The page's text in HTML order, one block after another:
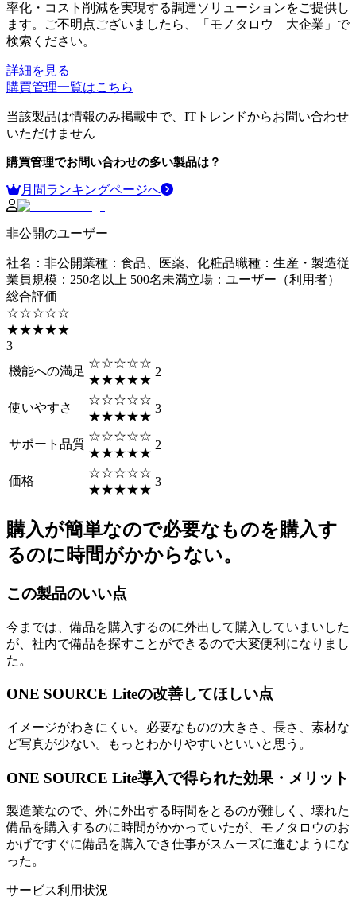
率化・コスト削減を実現する調達ソリューションをご提供し
ます。ご不明点ございましたら、「モノタロウ 大企業」で
検索ください。
詳細を見る
購買管理一覧はこちら
当該製品は情報のみ掲載中で、ITトレンドからお問い合わせ
いただけません
購買管理でお問い合わせの多い製品は？
月間ランキングページへ
非公開のユーザー
社名 ： 非公開業種 ： 食品、医薬、化粧品職種 ： 生産・製造従
業員規模 ： 250名以上 500名未満立場 ： ユーザー（利用者）
総合評価
☆☆☆☆☆
★★★★★
3
機能への満足
☆☆☆☆☆
★★★★★
2
使いやすさ
☆☆☆☆☆
★★★★★
3
サポート品質
☆☆☆☆☆
★★★★★
2
価格
☆☆☆☆☆
★★★★★
3
購入が簡単なので必要なものを購入す
るのに時間がかからない。
この製品のいい点
今までは、備品を購入するのに外出して購入していまいした
が、社内で備品を探すことができるので大変便利になりまし
た。
ONE SOURCE Liteの改善してほしい点
イメージがわきにくい。必要なものの大きさ、長さ、素材な
ど写真が少ない。もっとわかりやすいといいと思う。
ONE SOURCE Lite導入で得られた効果・メリット
製造業なので、外に外出する時間をとるのが難しく、壊れた
備品を購入するのに時間がかかっていたが、モノタロウのお
かげですぐに備品を購入でき仕事がスムーズに進むようにな
った。
サービス利用状況